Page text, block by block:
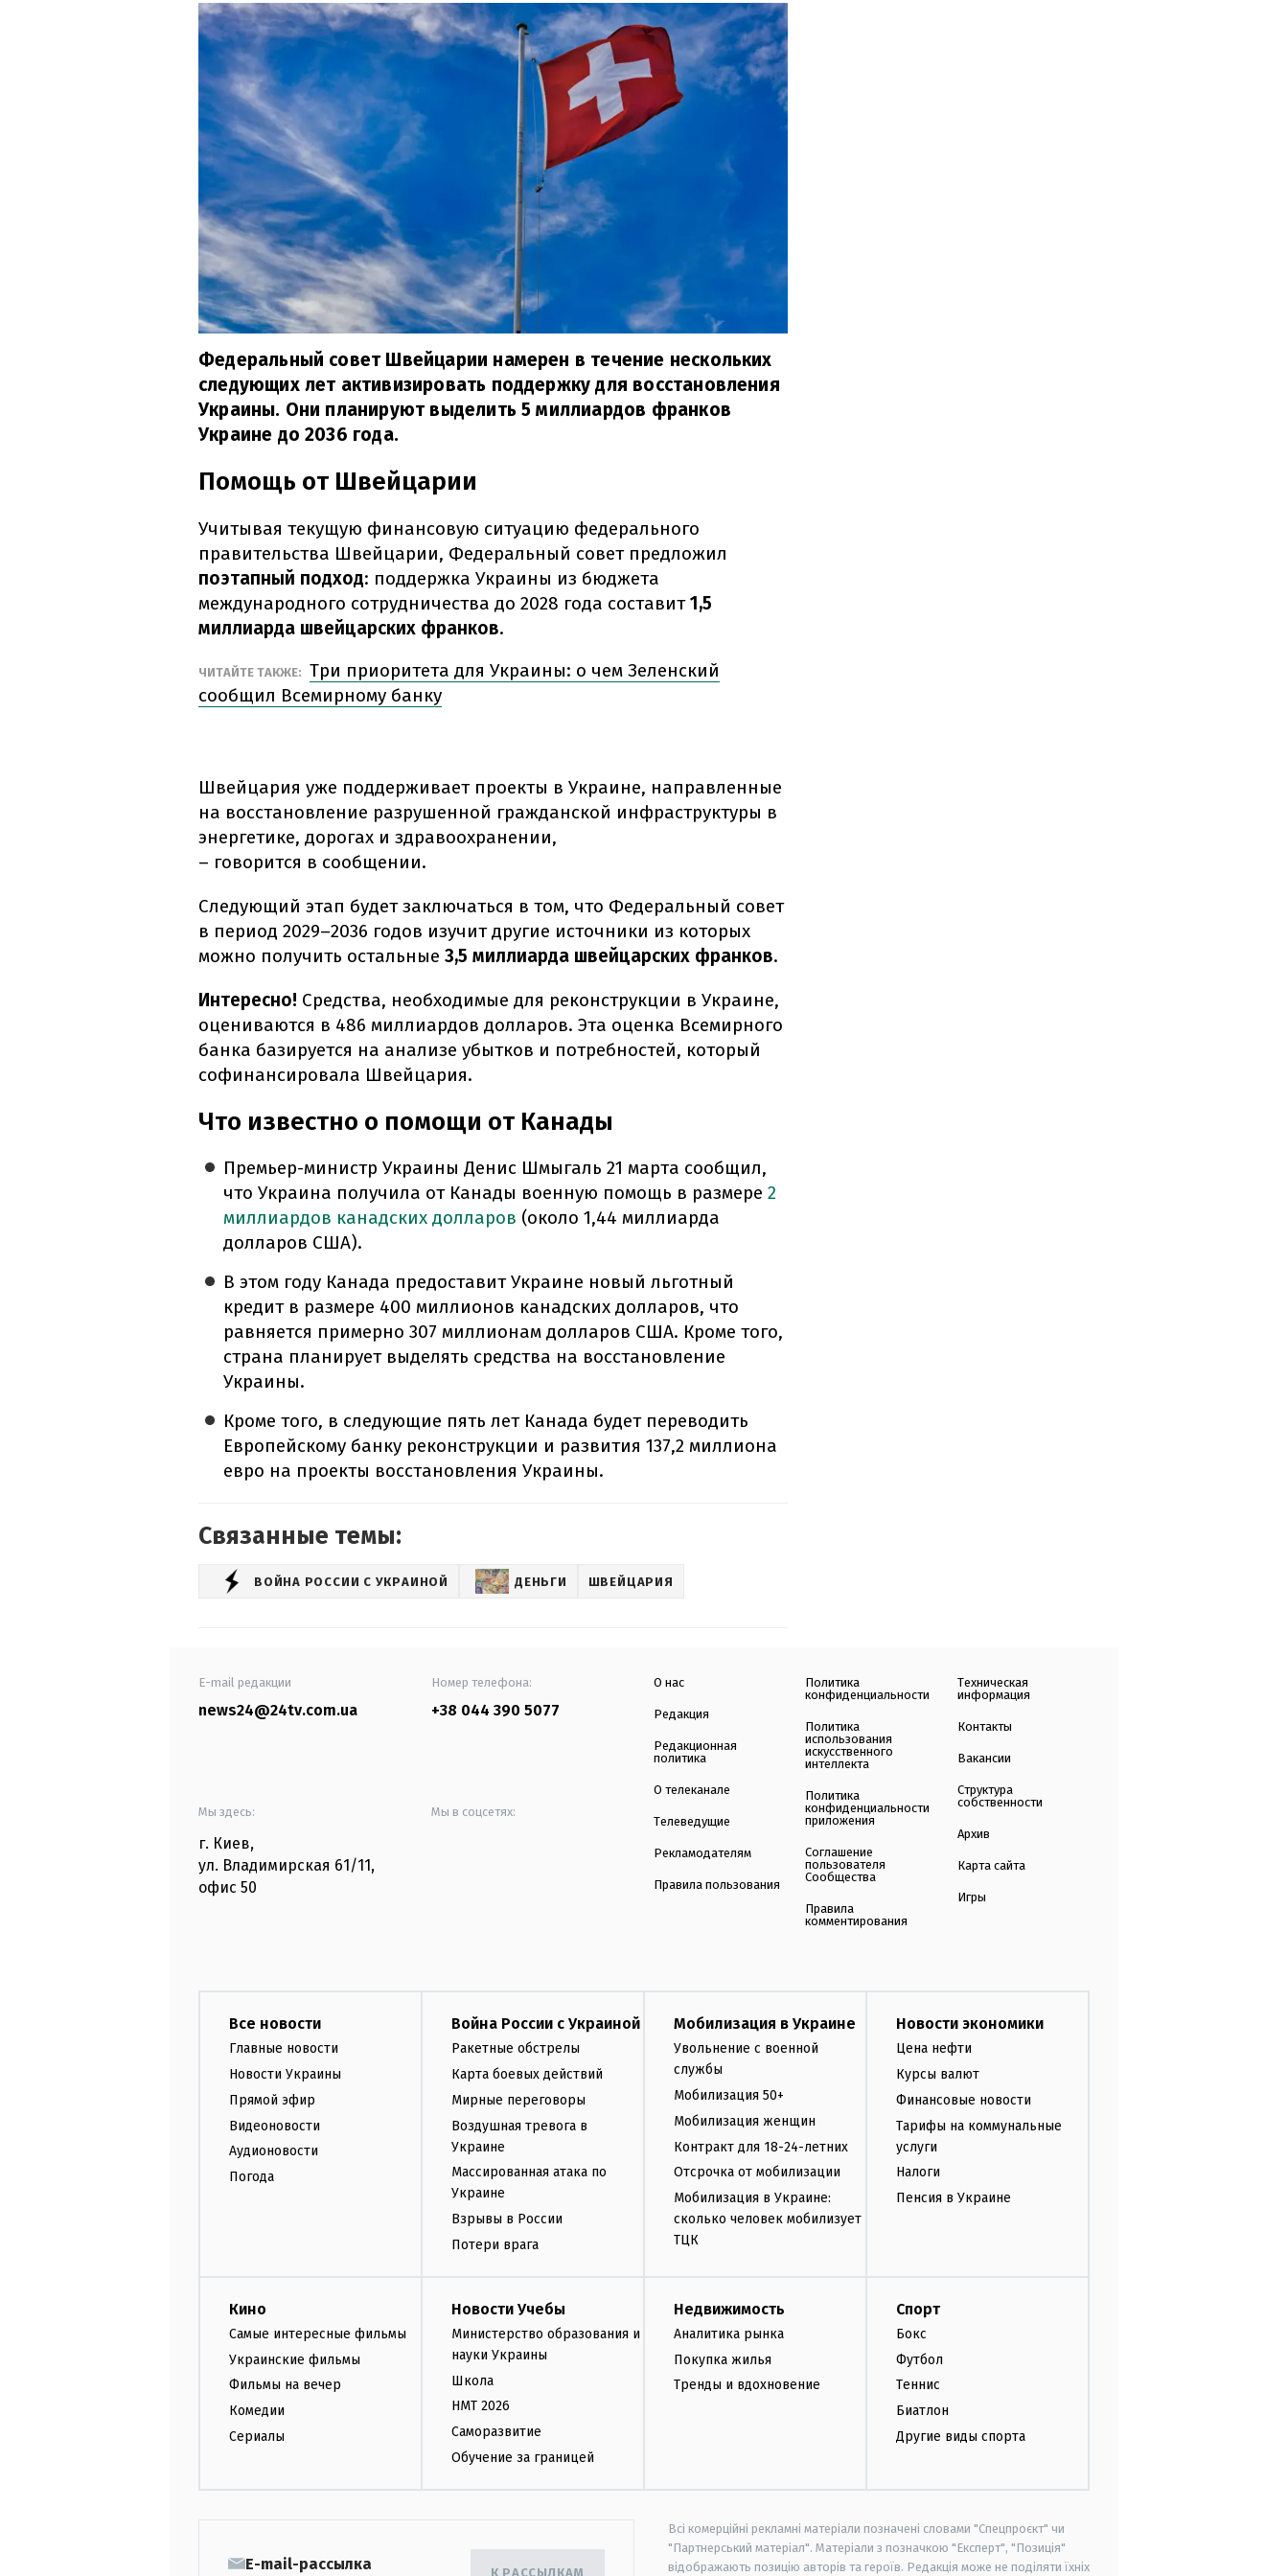
Федеральный совет Швейцарии намерен в течение нескольких
следующих лет активизировать поддержку для восстановления
Украины. Они планируют выделить 5 миллиардов франков
Украине до 2036 года.
Помощь от Швейцарии
Учитывая текущую финансовую ситуацию федерального
правительства Швейцарии, Федеральный совет предложил
поэтапный подход: поддержка Украины из бюджета
международного сотрудничества до 2028 года составит1,5
миллиарда швейцарских франков.
ЧИТАЙТЕ ТАКЖЕ: Три приоритета для Украины: о чем Зеленский
сообщил Всемирному банку
Швейцария уже поддерживает проекты в Украине, направленные
на восстановление разрушенной гражданской инфраструктуры в
энергетике, дорогах и здравоохранении,
– говорится в сообщении.
Следующий этап будет заключаться в том, что Федеральный совет
в период 2029–2036 годов изучит другие источники из которых
можно получить остальные 3,5 миллиарда швейцарских франков.
Интересно! Средства, необходимые для реконструкции в Украине,
оцениваются в 486 миллиардов долларов. Эта оценка Всемирного
банка базируется на анализе убытков и потребностей, который
софинансировала Швейцария.
Что известно о помощи от Канады
Премьер-министр Украины Денис Шмыгаль 21 марта сообщил,
что Украина получила от Канады военную помощь в размере2
миллиардов канадских долларов (около 1,44 миллиарда
долларов США).
В этом году Канада предоставит Украине новый льготный
кредит в размере 400 миллионов канадских долларов, что
равняется примерно 307 миллионам долларов США. Кроме того,
страна планирует выделять средства на восстановление
Украины.
Кроме того, в следующие пять лет Канада будет переводить
Европейскому банку реконструкции и развития 137,2 миллиона
евро на проекты восстановления Украины.
Связанные темы:
ВОЙНА РОССИИ С УКРАИНОЙ ДЕНЬГИ ШВЕЙЦАРИЯ
E-mail редакции
news24@24tv.com.ua
Номер телефона:
+38 044 390 5077
Мы здесь:
г. Киев,
ул. Владимирская 61/11,
офис 50
Мы в соцсетях:
О нас
Редакция
Редакционная
политика
О телеканале
Телеведущие
Рекламодателям
Правила пользования
Политика
конфиденциальности
Политика
использования
искусственного
интеллекта
Политика
конфиденциальности
приложения
Соглашение
пользователя
Сообщества
Правила
комментирования
Техническая
информация
Контакты
Вакансии
Структура
собственности
Архив
Карта сайта
Игры
Все новости
Главные новости
Новости Украины
Прямой эфир
Видеоновости
Аудионовости
Погода
Война России с Украиной
Ракетные обстрелы
Карта боевых действий
Мирные переговоры
Воздушная тревога в
Украине
Массированная атака по
Украине
Взрывы в России
Потери врага
Мобилизация в Украине
Увольнение с военной
службы
Мобилизация 50+
Мобилизация женщин
Контракт для 18-24-летних
Отсрочка от мобилизации
Мобилизация в Украине:
сколько человек мобилизует
ТЦК
Новости экономики
Цена нефти
Курсы валют
Финансовые новости
Тарифы на коммунальные
услуги
Налоги
Пенсия в Украине
Кино
Самые интересные фильмы
Украинские фильмы
Фильмы на вечер
Комедии
Сериалы
Новости Учебы
Министерство образования и
науки Украины
Школа
НМТ 2026
Саморазвитие
Обучение за границей
Недвижимость
Аналитика рынка
Покупка жилья
Тренды и вдохновение
Спорт
Бокс
Футбол
Теннис
Биатлон
Другие виды спорта
E-mail-рассылка К РАССЫЛКАМ
Всі комерційні рекламні матеріали позначені словами "Спецпроєкт" чи
"Партнерський матеріал". Матеріали з позначкою "Експерт", "Позиція"
відображають позицію авторів та героїв. Редакція може не поділяти їхніх